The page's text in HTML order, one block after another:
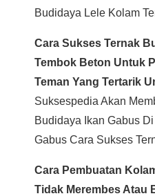
Budidaya Lele Kolam
Cara Sukses Ternak
Tembok Beton Untuk
Teman Yang Tertarik
Suksespedia Akan
Budidaya Ikan Gabus
Gabus Cara Sukses
Cara Pembuatan
Tidak Merembes Atau